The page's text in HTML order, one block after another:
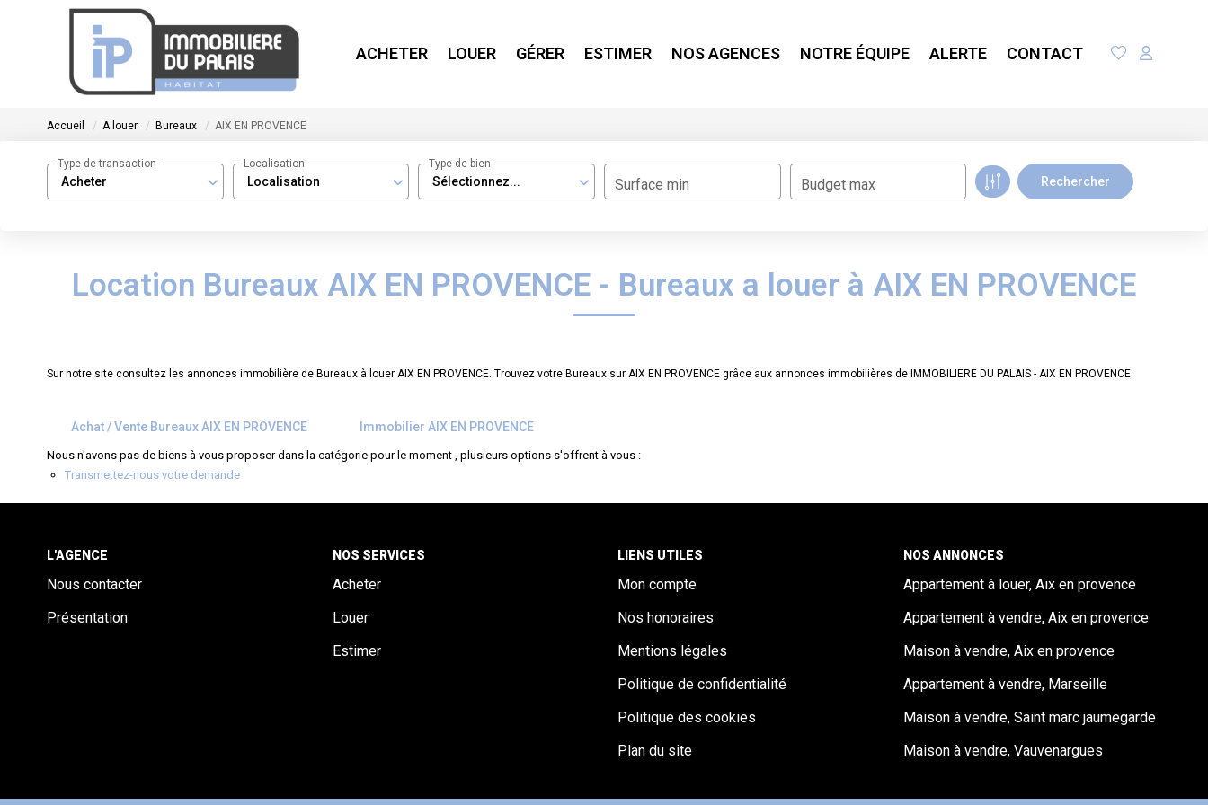
ACHETER LOUER GÉRER ESTIMER NOS AGENCES NOTRE ÉQUIPE ALERTE CONTACT
Accueil A louer Bureaux AIX EN PROVENCE
Acheter
Type de transaction
Localisation
Localisation
Sélectionnez...
Type de bien
Surface min Budget max
Location Bureaux AIX EN PROVENCE - Bureaux a louer à AIX EN PROVENCE
Sur notre site consultez les annonces immobilière de Bureaux à louer AIX EN PROVENCE. Trouvez votre Bureaux sur AIX EN PROVENCE grâce aux annonces immobilières de IMMOBILIERE DU PALAIS - AIX EN PROVENCE.
Achat / Vente Bureaux AIX EN PROVENCE Immobilier AIX EN PROVENCE
Nous n'avons pas de biens à vous proposer dans la catégorie pour le moment , plusieurs options s'offrent à vous :
Transmettez-nous votre demande
L'AGENCE
Nous contacter
Présentation
NOS SERVICES
Acheter
Louer
Estimer
LIENS UTILES
Mon compte
Nos honoraires
Mentions légales
Politique de confidentialité
Politique des cookies
Plan du site
NOS ANNONCES
Appartement à louer, Aix en provence
Appartement à vendre, Aix en provence
Maison à vendre, Aix en provence
Appartement à vendre, Marseille
Maison à vendre, Saint marc jaumegarde
Maison à vendre, Vauvenargues